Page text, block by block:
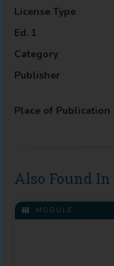
License Type
Ed. 1
Category
Publisher
Place of Publication
Also Found In
MODULE